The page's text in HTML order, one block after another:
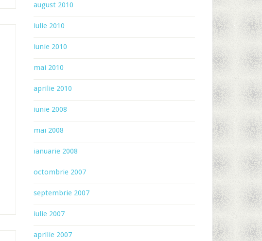
august 2010
iulie 2010
iunie 2010
mai 2010
aprilie 2010
iunie 2008
mai 2008
ianuarie 2008
octombrie 2007
septembrie 2007
iulie 2007
aprilie 2007